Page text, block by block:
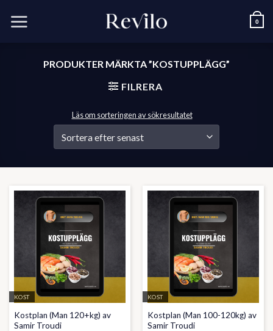
0
PRODUKTER MÄRKTA ”KOSTUPPLÄGG”
FILRERA
Läs om sorteringen av sökresultatet
KOST
Kostplan (Man 120+kg) av
Samir Troudi
KOST
Kostplan (Man 100-120kg) av
Samir Troudi